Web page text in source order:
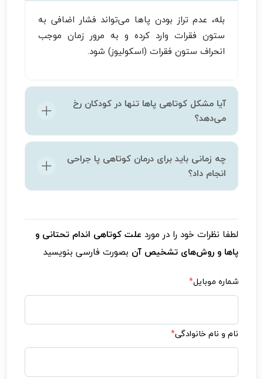
بله، عدم تراز بودن پاها می‌تواند فشار اضافی به
ستون فقرات وارد کرده و به مرور زمان موجب
انحراف ستون فقرات (اسکولیوز) شود.
آیا مشکل کوتاهی پاها تنها در کودکان رخ
می‌دهد؟
خیر، کوتاهی پاها می‌تواند هم در کودکان و هم در
بزرگسالان به دلایل مادرزادی یا اکتسابی ایجاد
چه زمانی باید برای درمان کوتاهی پا جراحی
انجام داد؟
جراحی مانند بلند کردن استخوان ممکن است نیاز
باشد.
لطفا نظرات خود را در مورد علت کوتاهی اندام تحتانی و
پاها و روش‌های تشخیص آن بصورت فارسی بنویسید
شماره موبایل*
نام و نام خانوادگی*